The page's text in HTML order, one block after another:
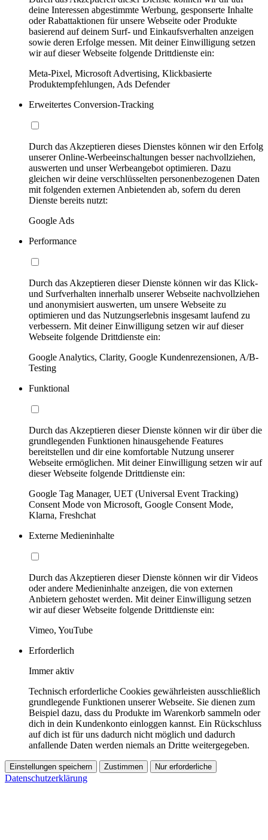
deine Interessen abgestimmte Werbung, gesponserte Inhalte
oder Rabattaktionen für unsere Webseite oder Produkte
basierend auf deinem Surf- und Einkaufsverhalten anzeigen
sowie deren Erfolge messen. Mit deiner Einwilligung setzen
wir auf dieser Webseite folgende Drittdienste ein:
Meta-Pixel, Microsoft Advertising, Klickbasierte
Produktempfehlungen, Ads Defender
Erweitertes Conversion-Tracking
Durch das Akzeptieren dieses Dienstes können wir den Erfolg
unserer Online-Werbeeinschaltungen besser nachvollziehen,
auswerten und unser Werbeangebot optimieren. Dazu
gleichen wir deine verschlüsselten personenbezogenen Daten
mit folgenden externen Anbietenden ab, sofern du deren
Dienste bereits nutzt:
Google Ads
Performance
Durch das Akzeptieren dieser Dienste können wir das Klick-
und Surfverhalten innerhalb unserer Webseite nachvollziehen
und anonymisiert auswerten, um unsere Webseite zu
optimieren und das Nutzungserlebnis insgesamt laufend zu
verbessern. Mit deiner Einwilligung setzen wir auf dieser
Webseite folgende Drittdienste ein:
Google Analytics, Clarity, Google Kundenrezensionen, A/B-
Testing
Funktional
Durch das Akzeptieren dieser Dienste können wir dir über die
grundlegenden Funktionen hinausgehende Features
bereitstellen und dir eine komfortable Nutzung unserer
Webseite ermöglichen. Mit deiner Einwilligung setzen wir auf
dieser Webseite folgende Drittdienste ein:
Google Tag Manager, UET (Universal Event Tracking)
Consent Mode von Microsoft, Google Consent Mode,
Klarna, Freshchat
Externe Medieninhalte
Durch das Akzeptieren dieser Dienste können wir dir Videos
oder andere Medieninhalte anzeigen, die von externen
Anbietern gehostet werden. Mit deiner Einwilligung setzen
wir auf dieser Webseite folgende Drittdienste ein:
Vimeo, YouTube
Erforderlich
Immer aktiv
Technisch erforderliche Cookies gewährleisten ausschließlich
grundlegende Funktionen unserer Webseite. Sie dienen zum
Beispiel dazu, dass du Produkte im Warenkorb sammeln oder
dich in dein Kundenkonto einloggen kannst. Ein Rückschluss
auf dich ist für uns dadurch nicht möglich und dadurch
anfallende Daten werden niemals an Dritte weitergegeben.
Einstellungen speichern Zustimmen Nur erforderliche
Datenschutzerklärung